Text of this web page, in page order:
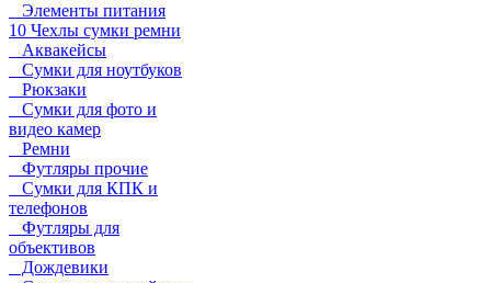
Элементы питания
10 Чехлы сумки ремни
Аквакейсы
Сумки для ноутбуков
Рюкзаки
Сумки для фото и
видео камер
Ремни
Футляры прочие
Сумки для КПК и
телефонов
Футляры для
объективов
Дождевики